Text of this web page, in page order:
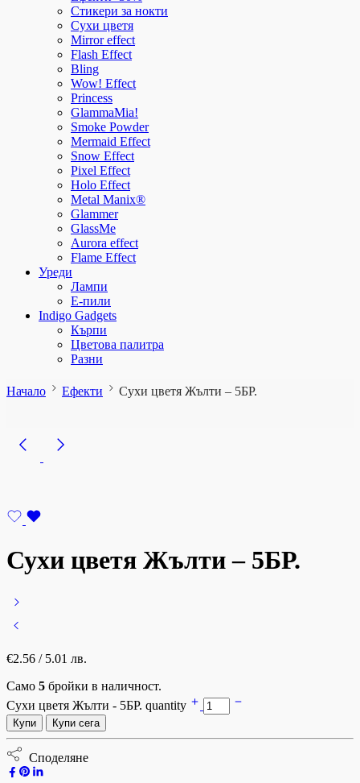
Стикери за нокти
Сухи цветя
Mirror effect
Flash Effect
Bling
Wow! Effect
Princess
GlammaMia!
Smoke Powder
Mermaid Effect
Snow Effect
Pixel Effect
Holo Effect
Metal Manix®
Glammer
GlassMe
Aurora effect
Flame Effect
Уреди
Лампи
E-пили
Indigo Gadgets
Кърпи
Цветова палитра
Разни
Начало Ефекти Сухи цветя Жълти – 5БР.
Сухи цветя Жълти – 5БР.
€2.56 / 5.01 лв.
Само 5 бройки в наличност.
Сухи цветя Жълти - 5БР. quantity
Купи Купи сега
Споделяне